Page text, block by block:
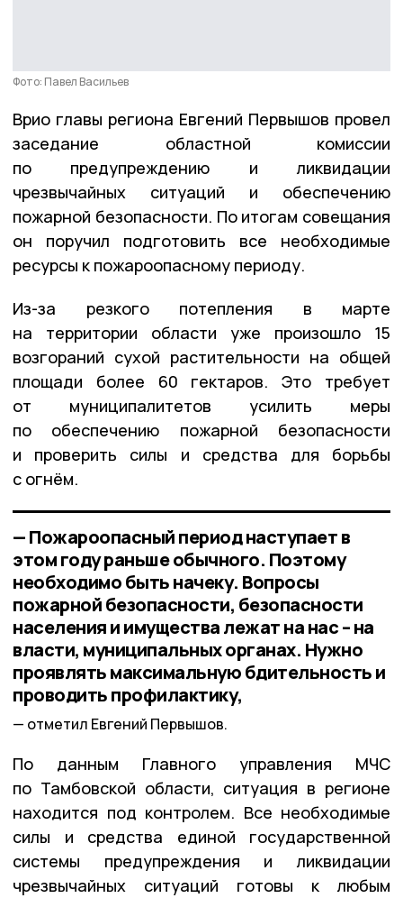
Фото: Павел Васильев
Врио главы региона Евгений Первышов провел
заседание областной комиссии
по предупреждению и ликвидации
чрезвычайных ситуаций и обеспечению
пожарной безопасности. По итогам совещания
он поручил подготовить все необходимые
ресурсы к пожароопасному периоду.
Из-за резкого потепления в марте
на территории области уже произошло 15
возгораний сухой растительности на общей
площади более 60 гектаров. Это требует
от муниципалитетов усилить меры
по обеспечению пожарной безопасности
и проверить силы и средства для борьбы
с огнём.
— Пожароопасный период наступает в
этом году раньше обычного. Поэтому
необходимо быть начеку. Вопросы
пожарной безопасности, безопасности
населения и имущества лежат на нас – на
власти, муниципальных органах. Нужно
проявлять максимальную бдительность и
проводить профилактику,
отметил Евгений Первышов.
По данным Главного управления МЧС
по Тамбовской области, ситуация в регионе
находится под контролем. Все необходимые
силы и средства единой государственной
системы предупреждения и ликвидации
чрезвычайных ситуаций готовы к любым